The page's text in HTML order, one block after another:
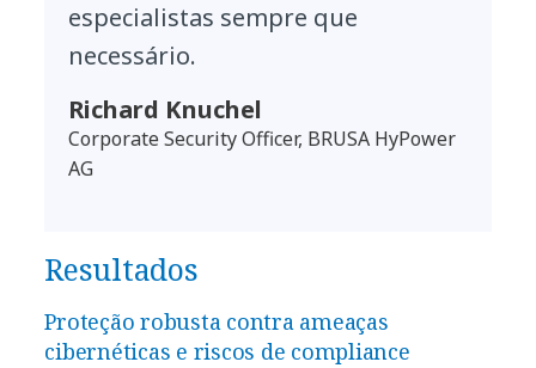
especialistas sempre que
necessário.
Richard Knuchel
Corporate Security Officer, BRUSA HyPower
AG
Resultados
Proteção robusta contra ameaças
cibernéticas e riscos de compliance